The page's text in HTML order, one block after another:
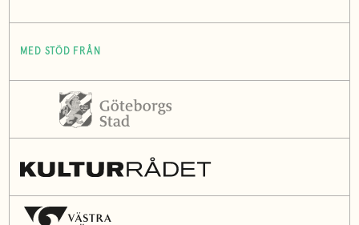
MED STÖD FRÅN